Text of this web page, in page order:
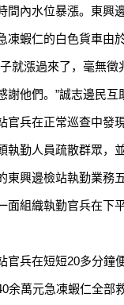
內水位暴漲。東興
凍蝦仁的白色貨車由
漲過來了，毫無徵
謝他們。”誠志邊民互
兵在正常巡查中發現
執勤人員疏散群眾，
興邊檢站執勤業務五
面組織執勤官兵在下
兵在短短20多分鐘便
余萬元急凍蝦仁全部救